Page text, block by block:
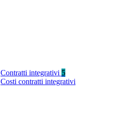
Contratti integrativi 5
Costi contratti integrativi